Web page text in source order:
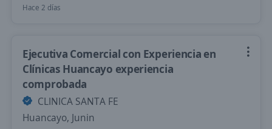
Hace 2 días
Ejecutiva Comercial con Experiencia en
Clínicas Huancayo experiencia
comprobada
CLINICA SANTA FE
Huancayo, Junin